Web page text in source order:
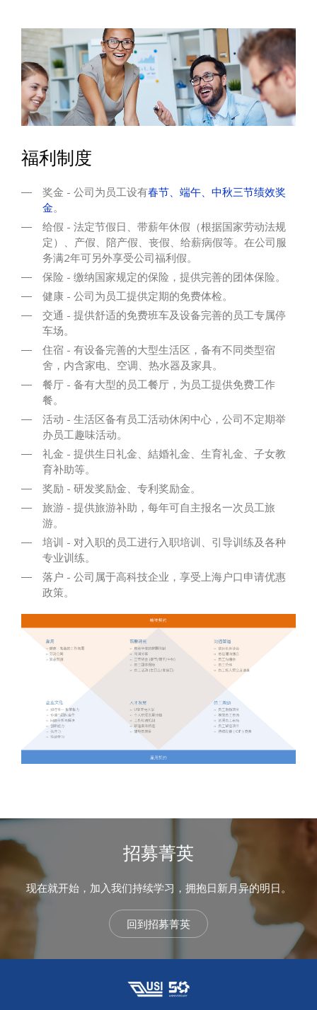
福利制度
奖金 - 公司为员工设有春节、端午、中秋三节绩效奖
金。
给假 - 法定节假日、带薪年休假（根据国家劳动法规
定）、产假、陪产假、丧假、给薪病假等。在公司服
务满2年可另外享受公司福利假。
保险 - 缴纳国家规定的保险，提供完善的团体保险。
健康 - 公司为员工提供定期的免费体检。
交通 - 提供舒适的免费班车及设备完善的员工专属停
车场。
住宿 - 有设备完善的大型生活区，备有不同类型宿
舍，内含家电、空调、热水器及家具。
餐厅 - 备有大型的员工餐厅，为员工提供免费工作
餐。
活动 - 生活区备有员工活动休闲中心，公司不定期举
办员工趣味活动。
礼金 - 提供生日礼金、結婚礼金、生育礼金、子女教
育补助等。
奖励 - 研发奖励金、专利奖励金。
旅游 - 提供旅游补助，每年可自主报名一次员工旅
游。
培训 - 对入职的员工进行入职培训、引导训练及各种
专业训练。
落户 - 公司属于高科技企业，享受上海户口申请优惠
政策。
招募菁英
现在就开始，加入我们持续学习，拥抱日新月异的明日。
回到招募菁英